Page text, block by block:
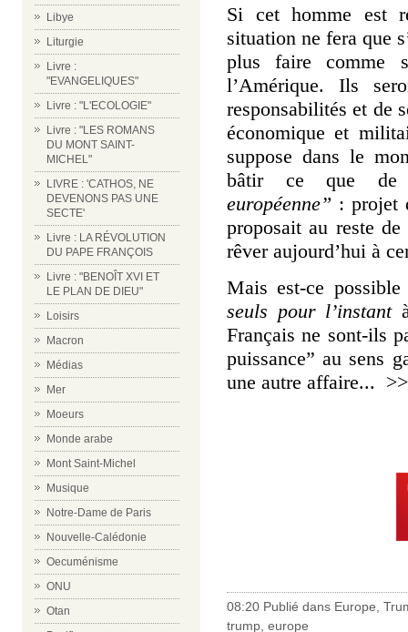
Libye
Liturgie
Livre :
"EVANGELIQUES"
Livre : "L'ECOLOGIE"
Livre : "LES ROMANS
DU MONT SAINT-
MICHEL"
LIVRE : 'CATHOS, NE
DEVENONS PAS UNE
SECTE'
Livre : LA RÉVOLUTION
DU PAPE FRANÇOIS
Livre : "BENOÎT XVI ET
LE PLAN DE DIEU"
Loisirs
Macron
Médias
Mer
Moeurs
Monde arabe
Mont Saint-Michel
Musique
Notre-Dame de Paris
Nouvelle-Calédonie
Oecuménisme
ONU
Otan
Si cet homme est
situation ne fera que
plus faire comme
l’Amérique. Ils
responsabilités et de
économique et
suppose dans le
bâtir ce que de
européenne” : projet
proposait au reste
rêver aujourd’hui à
Mais est-ce
seuls pour l’instantà
Français ne sont-ils
puissance” au sens
une autre affaire... >>
08:20 Publié dans Europe
trump europe